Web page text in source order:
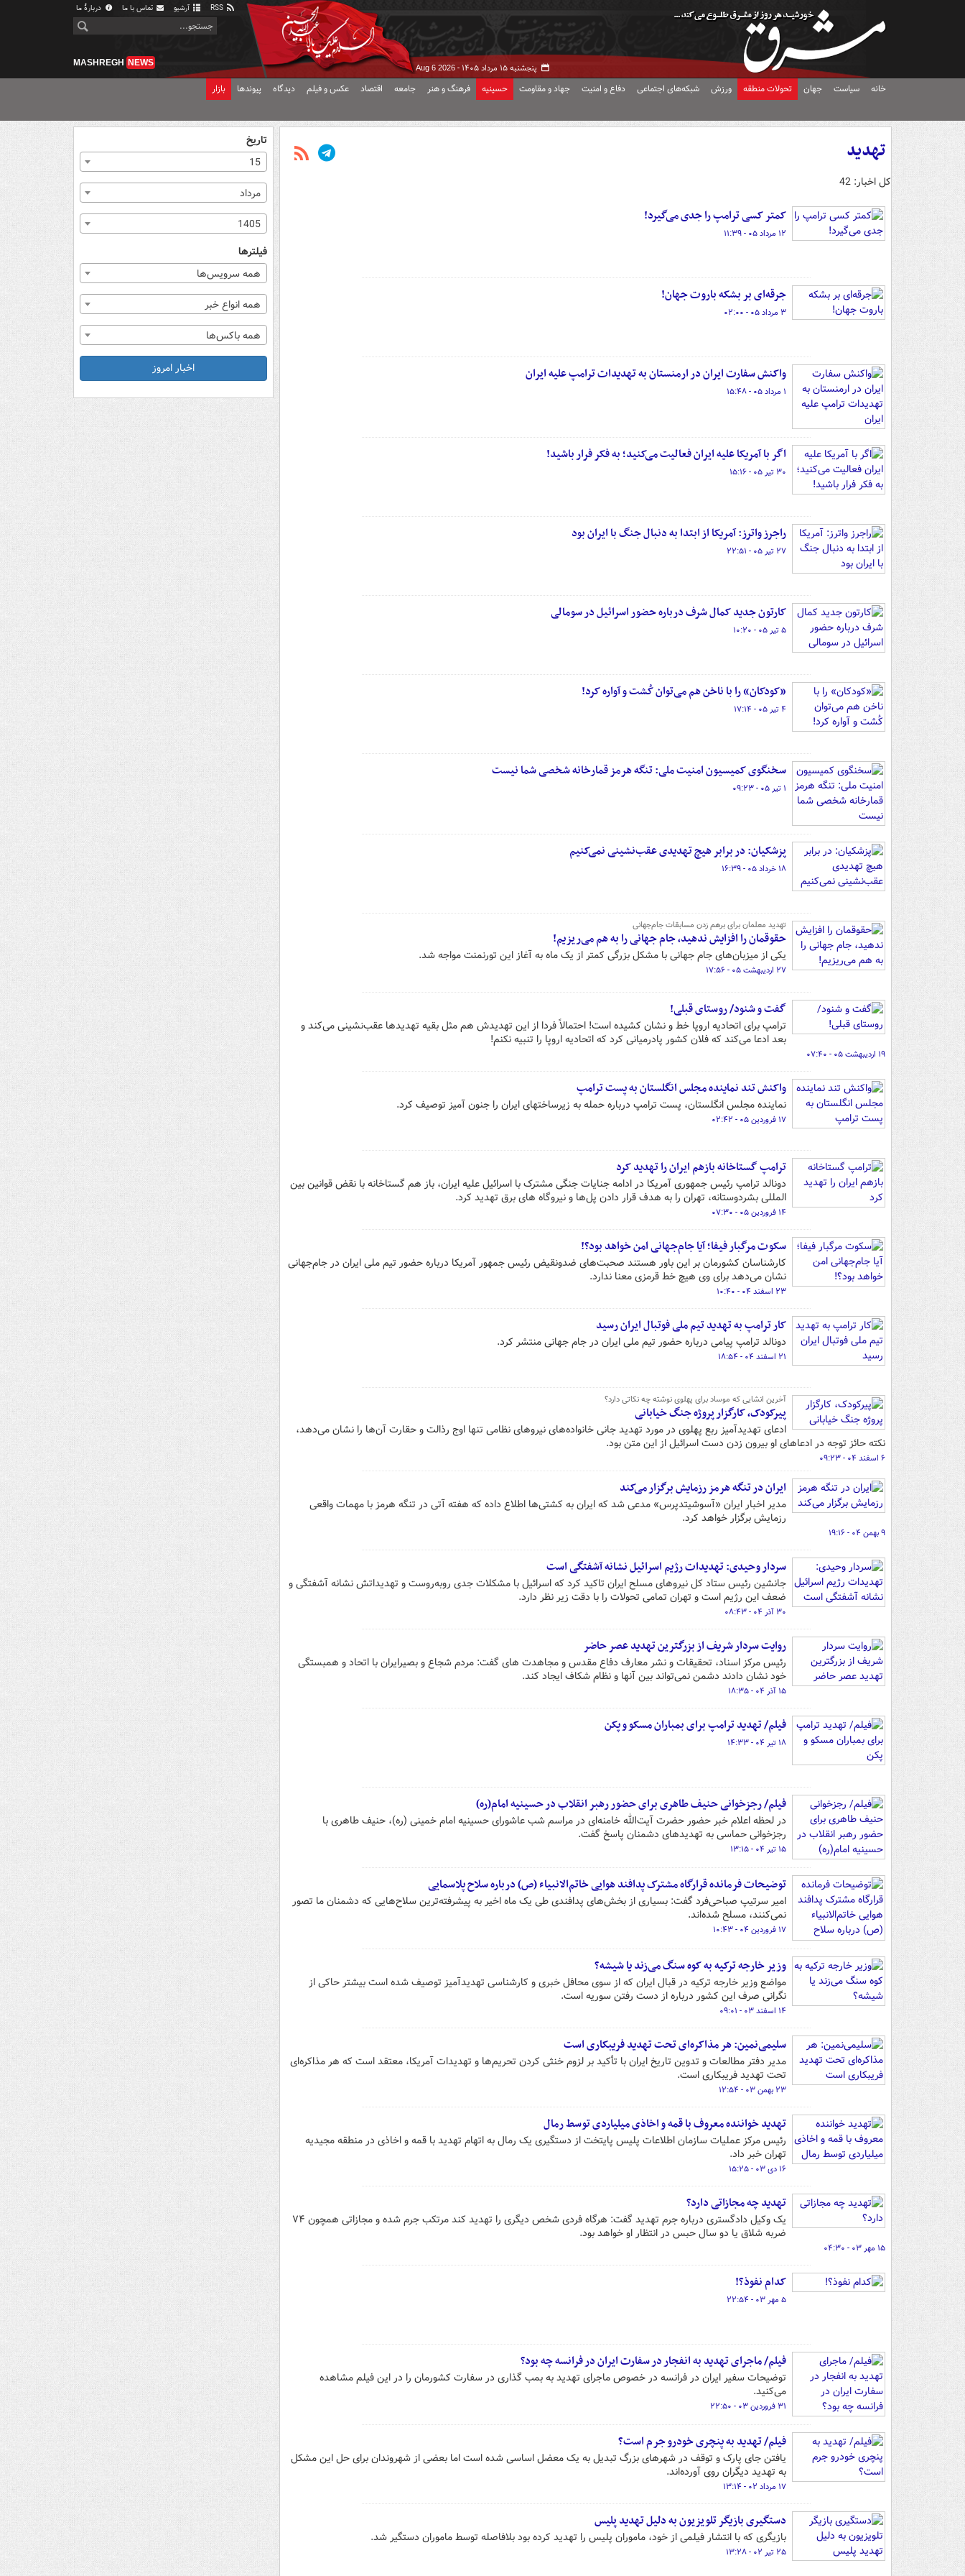
آرشیو تماس با ما دربارهٔ ما
پنجشنبه ۱۵ مرداد ۱۴۰۵ - Aug 6 2026
MASHREGH NEWS
خانه سیاست جهان تحولات منطقه ورزش شبکه‌های اجتماعی دفاع و امنیت جهاد و مقاومت حسینیه فرهنگ و هنر جامعه اقتصاد عکس و فیلم دیدگاه پیوندها بازار
تهدید
کل اخبار: 42
کمتر کسی ترامپ را جدی می‌گیرد!
۱۲ مرداد ۰۵ - ۱۱:۳۹
جرقه‌ای بر بشکه باروت جهان!
۳ مرداد ۰۵ - ۰۲:۰۰
واکنش سفارت ایران در ارمنستان به تهدیدات ترامپ علیه ایران
۱ مرداد ۰۵ - ۱۵:۴۸
اگر با آمریکا علیه ایران فعالیت می‌کنید؛ به فکر فرار باشید!
۳۰ تیر ۰۵ - ۱۵:۱۶
راجرز واترز: آمریکا از ابتدا به دنبال جنگ با ایران بود
۲۷ تیر ۰۵ - ۲۲:۵۱
کارتون جدید کمال شرف درباره حضور اسرائیل در سومالی
۵ تیر ۰۵ - ۱۰:۲۰
«کودکان» را با ناخن هم می‌توان کُشت و آواره کرد!
۴ تیر ۰۵ - ۱۷:۱۴
سخنگوی کمیسیون امنیت ملی: تنگه هرمز قمارخانه شخصی شما نیست
۱ تیر ۰۵ - ۰۹:۲۳
پزشکیان: در برابر هیچ تهدیدی عقب‌نشینی نمی‌کنیم
۱۸ خرداد ۰۵ - ۱۶:۳۹
تهدید معلمان برای برهم زدن مسابقات جام‌جهانی
حقوقمان را افزایش ندهید، جام جهانی را به هم می‌ریزیم!
یکی از میزبان‌های جام جهانی با مشکل بزرگی کمتر از یک ماه به آغاز این تورنمنت مواجه شد.
۲۷ اردیبهشت ۰۵ - ۱۷:۵۶
گفت و شنود/ روستای قبلی!
ترامپ برای اتحادیه اروپا خط و نشان کشیده است! احتمالاً فردا از این تهدیدش هم مثل بقیه تهدیدها عقب‌نشینی می‌کند و
بعد ادعا می‌کند که فلان کشور پادرمیانی کرد که اتحادیه اروپا را تنبیه نکنم!
۱۹ اردیبهشت ۰۵ - ۰۷:۴۰
واکنش تند نماینده مجلس انگلستان به پست ترامپ
نماینده مجلس انگلستان، پست ترامپ درباره حمله به زیرساختهای ایران را جنون آمیز توصیف کرد.
۱۷ فروردین ۰۵ - ۰۲:۴۲
ترامپ گستاخانه بازهم ایران را تهدید کرد
دونالد ترامپ رئیس جمهوری آمریکا در ادامه جنایات جنگی مشترک با اسرائیل علیه ایران، باز هم گستاخانه با نقض قوانین بین
المللی بشردوستانه، تهران را به هدف قرار دادن پل‌ها و نیروگاه های برق تهدید کرد.
۱۴ فروردین ۰۵ - ۰۷:۳۰
سکوت مرگبار فیفا؛ آیا جام‌جهانی امن خواهد بود؟!
کارشناسان کشورمان بر این باور هستند صحبت‌های ضدونقیض رئیس جمهور آمریکا درباره حضور تیم ملی ایران در جام‌جهانی
نشان می‌دهد برای وی هیچ خط قرمزی معنا ندارد.
۲۳ اسفند ۰۴ - ۱۰:۴۰
کار ترامپ به تهدید تیم ملی فوتبال ایران رسید
دونالد ترامپ پیامی درباره حضور تیم ملی ایران در جام جهانی منتشر کرد.
۲۱ اسفند ۰۴ - ۱۸:۵۴
آخرین انشایی که موساد برای پهلوی نوشته چه نکاتی دارد؟
پیرکودک، کارگزار پروژه جنگ خیابانی
ادعای تهدیدآمیز ربع پهلوی در مورد تهدید جانی خانواده‌های نیروهای نظامی تنها اوج رذالت و حقارت آن‌ها را نشان می‌دهد،
نکته حائز توجه در ادعاهای او بیرون زدن دست اسرائیل از این متن بود.
۶ اسفند ۰۴ - ۰۹:۲۳
ایران در تنگه هرمز رزمایش برگزار می‌کند
مدیر اخبار ایران «آسوشیتدپرس» مدعی شد که ایران به کشتی‌ها اطلاع داده که هفته آتی در تنگه هرمز با مهمات واقعی
رزمایش برگزار خواهد کرد.
۹ بهمن ۰۴ - ۱۹:۱۶
سردار وحیدی: تهدیدات رژیم اسرائیل نشانه آشفتگی است
جانشین رئیس ستاد کل نیروهای مسلح ایران تاکید کرد که اسرائیل با مشکلات جدی روبه‌روست و تهدیداتش نشانه آشفتگی و
ضعف این رژیم است و تهران تمامی تحولات را با دقت زیر نظر دارد.
۳۰ آذر ۰۴ - ۰۸:۴۳
روایت سردار شریف از بزرگترین تهدید عصر حاضر
رئیس مرکز اسناد، تحقیقات و نشر معارف دفاع مقدس و مجاهدت های گفت: مردم شجاع و بصیرایران با اتحاد و همبستگی
خود نشان دادند دشمن نمی‌تواند بین آنها و نظام شکاف ایجاد کند.
۱۵ آذر ۰۴ - ۱۸:۳۵
فیلم/ تهدید ترامپ برای بمباران مسکو و پکن
۱۸ تیر ۰۴ - ۱۴:۳۳
فیلم/ رجزخوانی حنیف طاهری برای حضور رهبر انقلاب در حسینیه امام(ره)
در لحظه اعلام خبر حضور حضرت آیت‌الله خامنه‌ای در مراسم شب عاشورای حسینیه امام خمینی (ره)، حنیف طاهری با
رجزخوانی حماسی به تهدیدهای دشمنان پاسخ گفت.
۱۵ تیر ۰۴ - ۱۳:۱۵
توضیحات فرمانده قرارگاه مشترک پدافند هوایی خاتم‌الانبیاء (ص) درباره سلاح پلاسمایی
امیر سرتیپ صباحی‌فرد گفت: بسیاری از بخش‌های پدافندی طی یک ماه اخیر به پیشرفته‌ترین سلاح‌هایی که دشمنان ما تصور
نمی‌کنند، مسلح شده‌اند.
۱۷ فروردین ۰۴ - ۱۰:۴۳
وزیر خارجه ترکیه به کوه سنگ می‌زند یا شیشه؟
مواضع وزیر خارجه ترکیه در قبال ایران که از سوی محافل خبری و کارشناسی تهدیدآمیز توصیف شده است بیشتر حاکی از
نگرانی صرف این کشور درباره از دست رفتن سوریه است.
۱۴ اسفند ۰۳ - ۰۹:۰۱
سلیمی‌نمین: هر مذاکره‌ای تحت تهدید فریبکاری است
مدیر دفتر مطالعات و تدوین تاریخ ایران با تأکید بر لزوم خنثی کردن تحریم‌ها و تهدیدات آمریکا، معتقد است که هر مذاکره‌ای
تحت تهدید فریبکاری است.
۲۳ بهمن ۰۳ - ۱۲:۵۴
تهدید خواننده معروف با قمه و اخاذی میلیاردی توسط رمال
رئیس مرکز عملیات سازمان اطلاعات پلیس پایتخت از دستگیری یک رمال به اتهام تهدید با قمه و اخاذی در منطقه مجیدیه
تهران خبر داد.
۱۶ دی ۰۳ - ۱۵:۲۵
تهدید چه مجازاتی دارد؟
یک وکیل دادگستری درباره جرم تهدید گفت: هرگاه فردی شخص دیگری را تهدید کند مرتکب جرم شده و مجازاتی همچون ۷۴
ضربه شلاق یا دو سال حبس در انتظار او خواهد بود.
۱۵ مهر ۰۳ - ۰۴:۳۰
کدام نفوذ؟!
۵ مهر ۰۳ - ۲۲:۵۴
فیلم/ ماجرای تهدید به انفجار در سفارت ایران در فرانسه چه بود؟
توضیحات سفیر ایران در فرانسه در خصوص ماجرای تهدید به بمب گذاری در سفارت کشورمان را در این فیلم مشاهده
می‌کنید.
۳۱ فروردین ۰۳ - ۲۲:۵۰
فیلم/ تهدید به پنچری خودرو جرم است؟
یافتن جای پارک و توقف در شهرهای بزرگ تبدیل به یک معضل اساسی شده است اما بعضی از شهروندان برای حل این مشکل
به تهدید دیگران روی آورده‌اند.
۱۷ مرداد ۰۲ - ۱۳:۱۴
دستگیری بازیگر تلویزیون به دلیل تهدید پلیس
بازیگری که با انتشار فیلمی از خود، ماموران پلیس را تهدید کرده بود بلافاصله توسط ماموران دستگیر شد.
۲۵ تیر ۰۲ - ۱۳:۲۸
تاریخ
15
مرداد
1405
فیلترها
همه سرویس‌ها
همه انواع خبر
همه باکس‌ها
اخبار امروز